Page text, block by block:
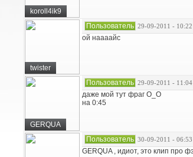
koroll4ik9
twister
Пользователь 29-09-2011 - 10:22
ой наааайс
GERQUA
Пользователь 29-09-2011 - 11:04
даже мой тут фраг О_О
на 0:45
Пользователь 30-09-2011 - 06:53
GERQUA , идиот, это клип про